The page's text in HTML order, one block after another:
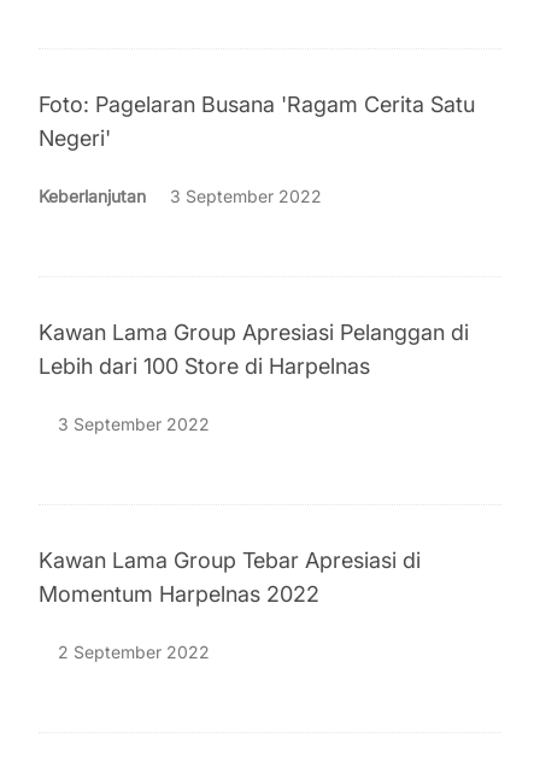
Foto: Pagelaran Busana 'Ragam Cerita Satu
Negeri'
Keberlanjutan 3 September 2022
Kawan Lama Group Apresiasi Pelanggan di
Lebih dari 100 Store di Harpelnas
3 September 2022
Kawan Lama Group Tebar Apresiasi di
Momentum Harpelnas 2022
2 September 2022